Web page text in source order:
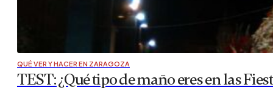
QUÉ VER Y HACER EN ZARAGOZA
TEST: ¿Qué tipo de maño eres en las